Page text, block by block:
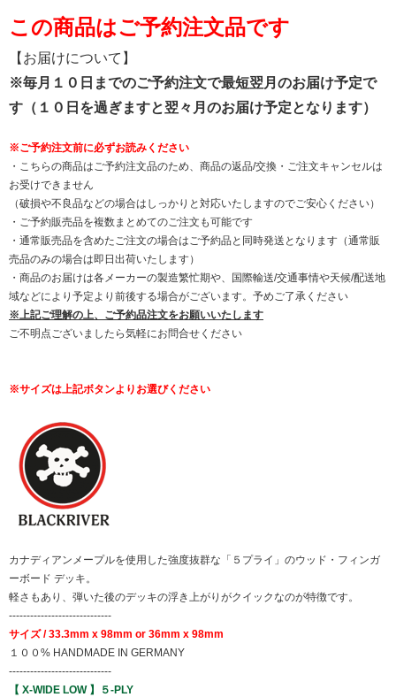
この商品はご予約注文品です
【お届けについて】
※毎月１０日までのご予約注文で最短翌月のお届け予定で
す（１０日を過ぎますと翌々月のお届け予定となります）
※ご予約注文前に必ずお読みください
・こちらの商品はご予約注文品のため、商品の返品/交換・ご注文キャンセルは
お受けできません
（破損や不良品などの場合はしっかりと対応いたしますのでご安心ください）
・ご予約販売品を複数まとめてのご注文も可能です
・通常販売品を含めたご注文の場合はご予約品と同時発送となります（通常販
売品のみの場合は即日出荷いたします）
・商品のお届けは各メーカーの製造繁忙期や、国際輸送/交通事情や天候/配送地
域などにより予定より前後する場合がございます。予めご了承ください
※上記ご理解の上、ご予約品注文をお願いいたします
ご不明点ございましたら気軽にお問合せください
※サイズは上記ボタンよりお選びください
カナディアンメープルを使用した強度抜群な「５プライ」のウッド・フィンガ
ーボード デッキ。
軽さもあり、弾いた後のデッキの浮き上がりがクイックなのが特徴です。
-----------------------------
サイズ / 33.3mm x 98mm or 36mm x 98mm
１００% HANDMADE IN GERMANY
-----------------------------
【 X-WIDE LOW 】５-PLY